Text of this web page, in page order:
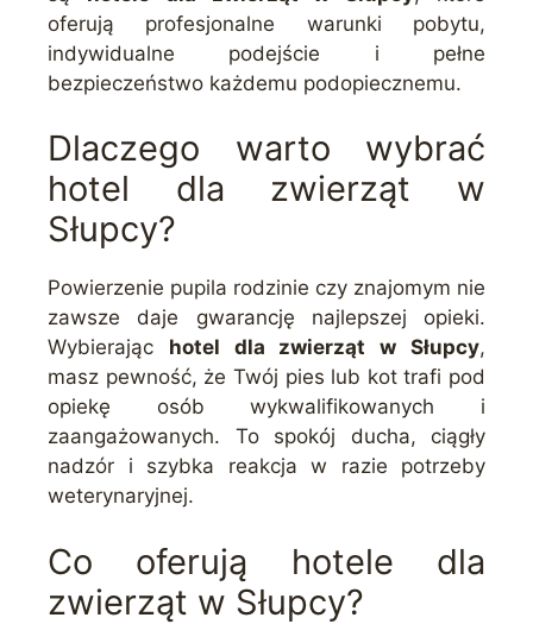
oferują profesjonalne warunki pobytu,
indywidualne podejście i pełne
bezpieczeństwo każdemu podopiecznemu.
Dlaczego warto wybrać
hotel dla zwierząt w
Słupcy?
Powierzenie pupila rodzinie czy znajomym nie
zawsze daje gwarancję najlepszej opieki.
Wybierając hotel dla zwierząt w Słupcy,
masz pewność, że Twój pies lub kot trafi pod
opiekę osób wykwalifikowanych i
zaangażowanych. To spokój ducha, ciągły
nadzór i szybka reakcja w razie potrzeby
weterynaryjnej.
Co oferują hotele dla
zwierząt w Słupcy?